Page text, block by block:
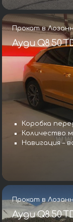
Прокат в
Ауди Q8 50
Коробка
Количество
Навигация –
Прокат в
Ауди Q8 50